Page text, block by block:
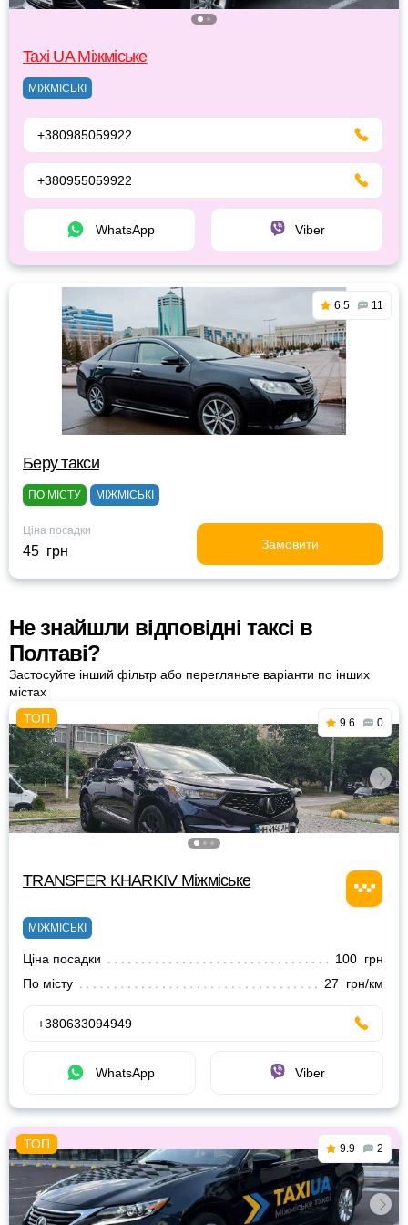
Taxi UA Міжміське
МІЖМІСЬКІ
+380985059922
+380955059922
WhatsApp Viber
6.5 11
Беру такси
ПО МІСТУ МІЖМІСЬКІ
Ціна посадки
45 грн Замовити
Не знайшли відповідні таксі в
Полтаві?
Застосуйте інший фільтр або перегляньте варіанти по інших
містах
9.6 0
TRANSFER KHARKIV Міжміське
МІЖМІСЬКІ
Ціна посадки
100 грн
По місту
27 грн/км
+380633094949
WhatsApp Viber
9.9 2